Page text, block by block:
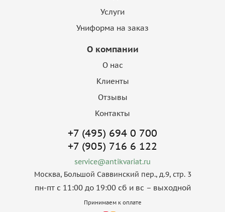
Услуги
Униформа на заказ
О компании
О нас
Клиенты
Отзывы
Контакты
+7 (495) 694 0 700
+7 (905) 716 6 122
service@antikvariat.ru
Москва, Большой Саввинский пер., д.9, стр. 3
пн-пт с 11:00 до 19:00 сб и вс – выходной
Принимаем к оплате